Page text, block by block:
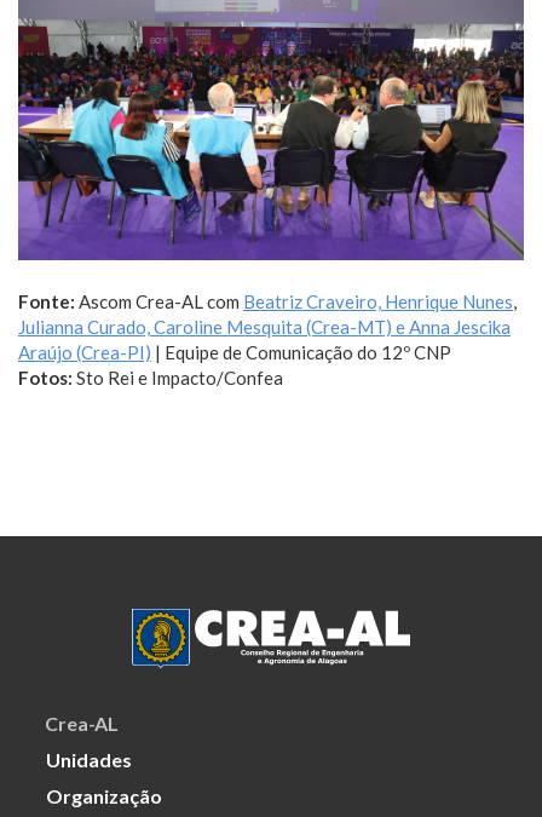
Fonte: Ascom Crea-AL com Beatriz Craveiro, Henrique Nunes,
Julianna Curado, Caroline Mesquita (Crea-MT) e Anna Jescika
Araújo (Crea-PI) | Equipe de Comunicação do 12º CNP
Fotos: Sto Rei e Impacto/Confea
Crea-AL
Unidades
Organização